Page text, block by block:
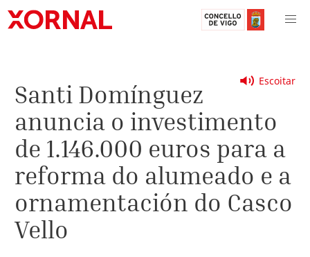
Escoitar
Santi Domínguez
anuncia o investimento
de 1.146.000 euros para a
reforma do alumeado e a
ornamentación do Casco
Vello